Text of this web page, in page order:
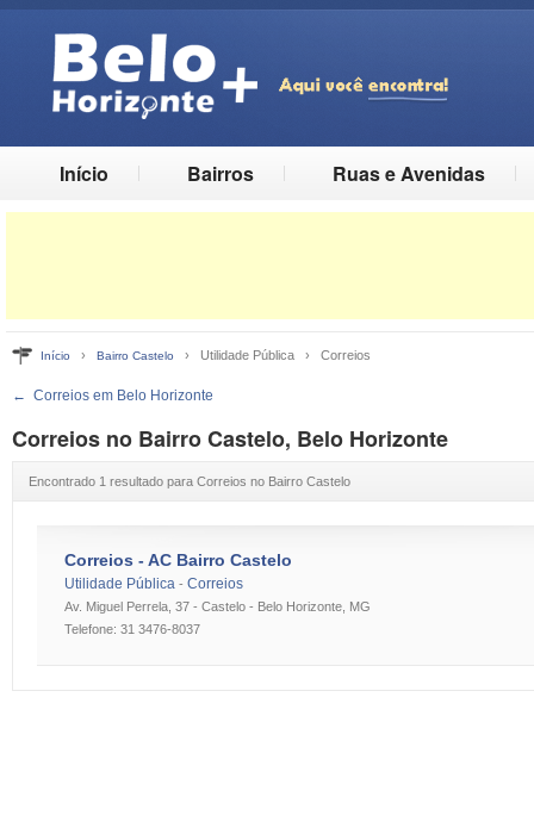
Início Bairros Ruas e Avenidas
Início › Bairro Castelo › Utilidade Pública › Correios
← Correios em Belo Horizonte
Correios no Bairro Castelo, Belo Horizonte
Encontrado 1 resultado para Correios no Bairro Castelo
Correios - AC Bairro Castelo
Utilidade Pública - Correios
Av. Miguel Perrela, 37 - Castelo - Belo Horizonte, MG
Telefone: 31 3476-8037